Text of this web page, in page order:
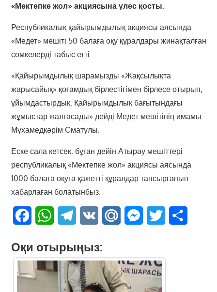
«Мектепке жол» акциясына үлес қосты.
Республикалық қайырымдылық акциясы аясында
«Медет» мешіті 50 балаға оқу құралдары жинақталған
сөмкелерді табыс етті.
«Қайырымдылық шарамызды «Жақсылықта
жарысайық» қоғамдық бірлестігімен бірлесе отырып,
ұйымдастырдық. Қайырымдылық бағытындағы
жұмыстар жалғасады» дейді Медет мешітінің имамы
Мұхамедкәрім Сматұлы.
Еске сала кетсек, бұған дейін Атырау мешіттері
республикалық «Мектепке жол» акциясы аясында
1000 балаға оқуға қажетті құралдар тапсырғанын
хабарлаған болатынбыз.
FacebookWhatsAppTelegram
VK Mail.Ru Messenger
Twitter
Оқи отырыңыз: